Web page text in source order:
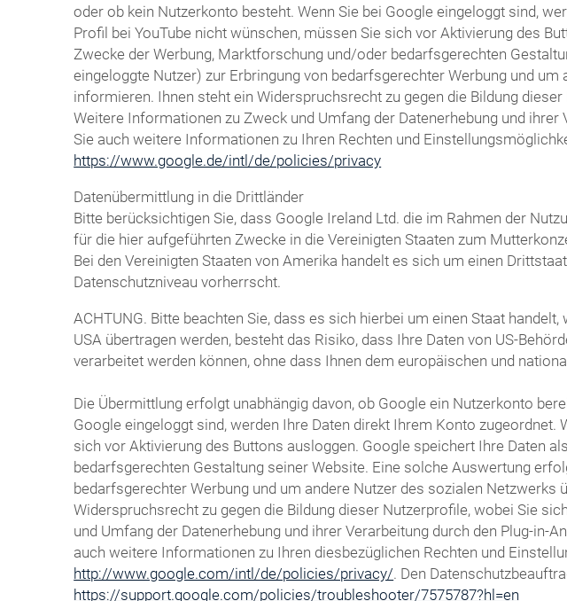
oder ob kein Nutzerkonto besteht. Wenn Sie bei Google eingeloggt sind,
Profil bei YouTube nicht wünschen, müssen Sie sich vor Aktivierung des
Zwecke der Werbung, Marktforschung und/oder bedarfsgerechten
eingeloggte Nutzer) zur Erbringung von bedarfsgerechter Werbung und
informieren. Ihnen steht ein Widerspruchsrecht zu gegen die Bildung
Weitere Informationen zu Zweck und Umfang der Datenerhebung und
Sie auch weitere Informationen zu Ihren Rechten und
https://www.google.de/intl/de/policies/privacy
Datenübermittlung in die Drittländer
Bitte berücksichtigen Sie, dass Google Ireland Ltd. die im Rahmen der
für die hier aufgeführten Zwecke in die Vereinigten Staaten zum
Bei den Vereinigten Staaten von Amerika handelt es sich um einen
Datenschutzniveau vorherrscht.
ACHTUNG. Bitte beachten Sie, dass es sich hierbei um einen Staat
USA übertragen werden, besteht das Risiko, dass Ihre Daten von US-
verarbeitet werden können, ohne dass Ihnen dem europäischen und
Die Übermittlung erfolgt unabhängig davon, ob Google ein Nutzerkonto
Google eingeloggt sind, werden Ihre Daten direkt Ihrem Konto
sich vor Aktivierung des Buttons ausloggen. Google speichert Ihre Daten
bedarfsgerechten Gestaltung seiner Website. Eine solche Auswertung
bedarfsgerechter Werbung und um andere Nutzer des sozialen
Widerspruchsrecht zu gegen die Bildung dieser Nutzerprofile, wobei Sie
und Umfang der Datenerhebung und ihrer Verarbeitung durch den Plug-in-
auch weitere Informationen zu Ihren diesbezüglichen Rechten und
http://www.google.com/intl/de/policies/privacy/. Den
https://support.google.com/policies/troubleshooter/7575787?hl=en